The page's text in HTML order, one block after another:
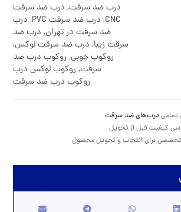
درب ضد سرقت, درب ضد سرقت
CNC
, درب ضد سرقت PVC , درب
ضد سرقت در تهران, درب ضد
سرقت زیبا, درب ضد سرقت لوکس,
روکوب چوبی, روکوب درب ضد
سرقت, روکوب لوکس درب
روکوب درب ضد سرقت
تمامیدرب‌های ضد سرقت
کیفیت قبل از تحویل
تخصصی برای انتخاب و تحویل محصول